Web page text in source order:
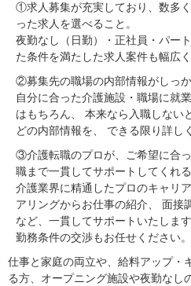
①求人募集が充実しており、数多
った求人を選べること。
夜勤なし（日勤）・正社員・パー
た条件を満たした求人案件も幅広
②募集先の職場の内部情報がしっか
自分に合った介護施設・職場に就
はもちろん、 本来なら入職しない
どの内部情報を、 できる限り詳し
③介護転職のプロが、ご希望に合
職まで一貫してサポートしてくれる
介護業界に精通したプロのキャリ
アリングからお仕事の紹介、 面接
など、一貫してサポートいたしま
勤務条件の交渉もお任せください。
仕事と家庭の両立や、給料アップ・
る方、オープニング施設や夜勤なし